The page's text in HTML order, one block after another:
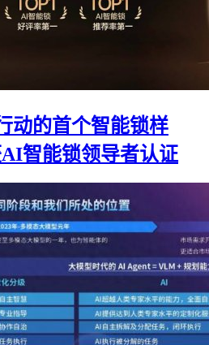
动的首个智能锁样
智能锁领导者认证